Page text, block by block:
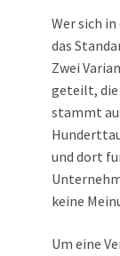
Wer sich
das
Zwei
geteilt, die
stammt
und dort
keine
Um eine